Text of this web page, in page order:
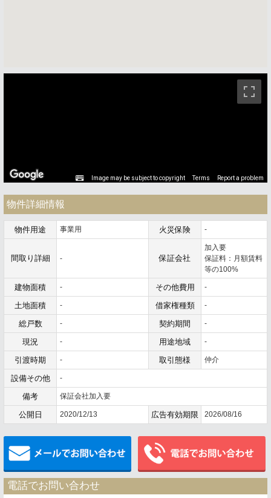
Image may be subject to copyright Terms Report a problem
物件詳細情報
物件用途 事業用 火災保険 -
間取り詳細 - 保証会社
加入要
保証料：月額賃料
等の100%
建物面積 - その他費用 -
土地面積 - 借家権種類 -
総戸数 - 契約期間 -
現況 - 用途地域 -
引渡時期 - 取引態様 仲介
設備その他 -
備考 保証会社加入要
公開日 2020/12/13 広告有効期限 2026/08/16
メールでお問い合わせ
電話でお問い合わせ